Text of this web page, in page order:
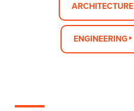
ARCHITECTURE
ENGINEERING